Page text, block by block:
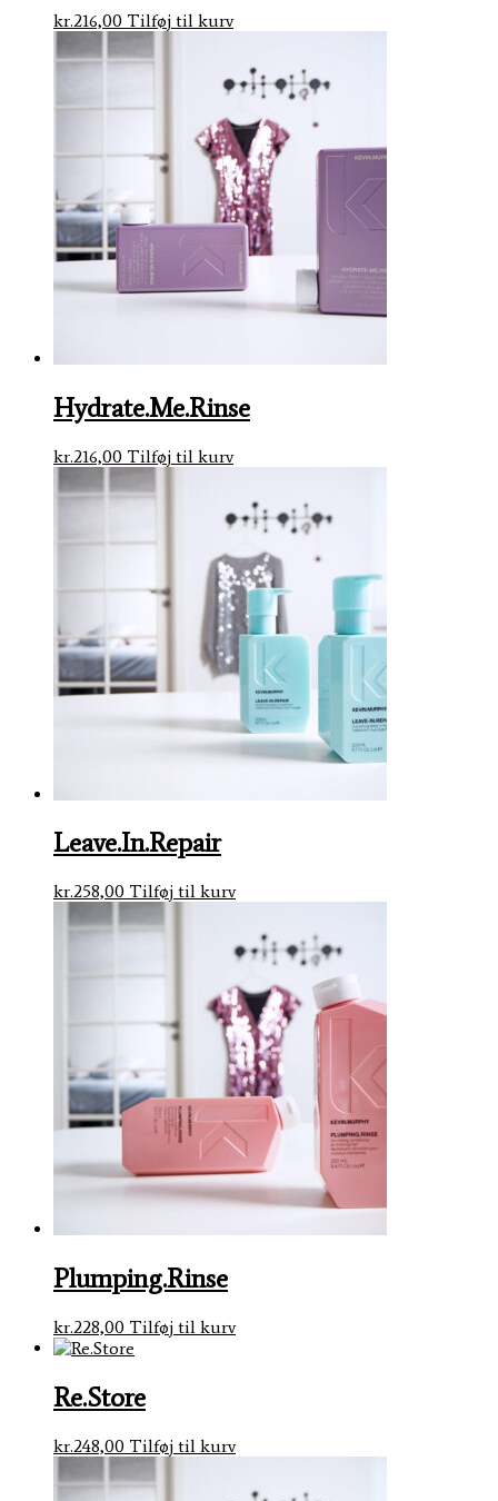
kr.216,00 Tilføj til kurv
Hydrate.Me.Rinse
kr.216,00 Tilføj til kurv
Leave.In.Repair
kr.258,00 Tilføj til kurv
Plumping.Rinse
kr.228,00 Tilføj til kurv
Re.Store
kr.248,00 Tilføj til kurv